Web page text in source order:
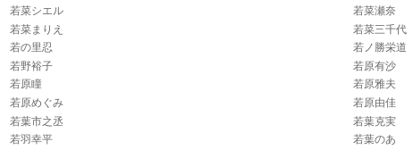
若菜シエル
若菜瀬奈
若菜まりえ
若菜三千代
若の里忍
若ノ勝栄道
若野裕子
若原有沙
若原瞳
若原雅夫
若原めぐみ
若原由佳
若葉市之丞
若葉克実
若羽幸平
若葉のあ